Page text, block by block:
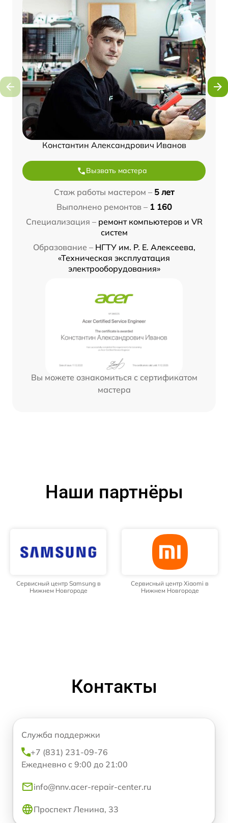
Константин Александрович Иванов
Вызвать мастера
Стаж работы мастером – 5 лет
Выполнено ремонтов – 1 160
Специализация – ремонт компьютеров и VR
систем
Образование – НГТУ им. Р. Е. Алексеева,
«Техническая эксплуатация
электрооборудования»
Вы можете ознакомиться с сертификатом
мастера
Наши партнёры
Сервисный центр Samsung в
Нижнем Новгороде
Сервисный центр Xiaomi в
Нижнем Новгороде
Контакты
Служба поддержки
+7 (831) 231-09-76
Ежедневно с 9:00 до 21:00
info@nnv.acer-repair-center.ru
Проспект Ленина, 33